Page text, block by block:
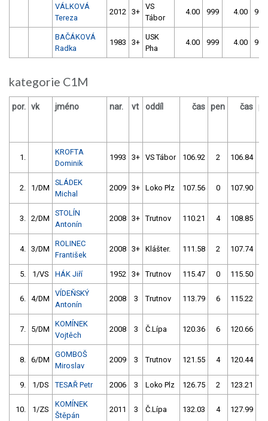
VÁLKOVÁ
Tereza
2012 3+
VS
Tábor
4.00 999 4.00 999
BAČÁKOVÁ
Radka
1983 3+
USK
Pha
4.00 999 4.00 999
kategorie C1M
por. vk jméno nar. vt oddíl čas pen čas
1.
KROFTA
Dominik
1993 3+ VS Tábor 106.92 2 106.84
2. 1/DM
SLÁDEK
Michal
2009 3+ Loko Plz 107.56 0 107.90
3. 2/DM
STOLÍN
Antonín
2008 3+ Trutnov 110.21 4 108.85
4. 3/DM
ROLINEC
František
2008 3+ Klášter. 111.58 2 107.74
5. 1/VS HÁK Jiří 1952 3+ Trutnov 115.47 0 115.50
6. 4/DM
VÍDEŇSKÝ
Antonín
2008 3 Trutnov 113.79 6 115.22
7. 5/DM
KOMÍNEK
Vojtěch
2008 3 Č.Lípa 120.36 6 120.66
8. 6/DM
GOMBOŠ
Miroslav
2009 3 Trutnov 121.55 4 120.44
9. 1/DS TESAŘ Petr 2006 3 Loko Plz 126.75 2 123.21
10. 1/ZS
KOMÍNEK
Štěpán
2011 3 Č.Lípa 132.03 4 127.99